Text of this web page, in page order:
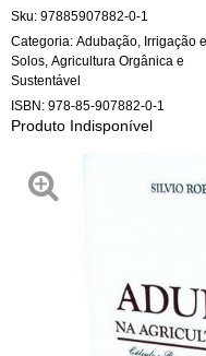
Sku: 97885907882-0-1
Categoria: Adubação, Irrigação e
Solos Agricultura Orgânica e
Sustentável
ISBN: 978-85-907882-0-1
Produto Indisponível